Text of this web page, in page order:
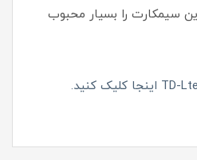
سیمکارت را بسیار محبوب